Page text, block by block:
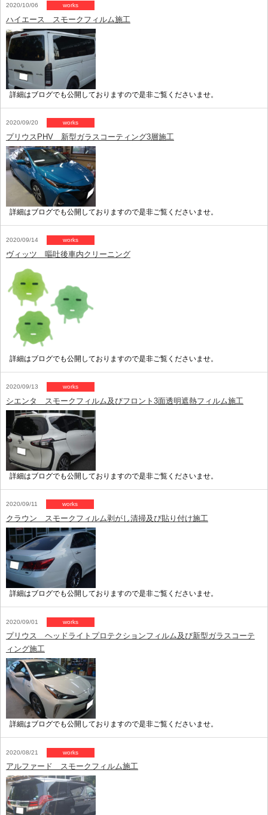
2020/10/06 works
ハイエース スモークフィルム施工
詳細はブログでも公開しておりますので是非ご覧くださいませ。
2020/09/20 works
プリウスPHV 新型ガラスコーティング3層施工
詳細はブログでも公開しておりますので是非ご覧くださいませ。
2020/09/14 works
ヴィッツ 嘔吐後車内クリーニング
詳細はブログでも公開しておりますので是非ご覧くださいませ。
2020/09/13 works
シエンタ スモークフィルム及びフロント3面透明遮熱フィルム施工
詳細はブログでも公開しておりますので是非ご覧くださいませ。
2020/09/11 works
クラウン スモークフィルム剥がし清掃及び貼り付け施工
詳細はブログでも公開しておりますので是非ご覧くださいませ。
2020/09/01 works
プリウス ヘッドライトプロテクションフィルム及び新型ガラスコーテ
ィング施工
詳細はブログでも公開しておりますので是非ご覧くださいませ。
2020/08/21 works
アルファード スモークフィルム施工